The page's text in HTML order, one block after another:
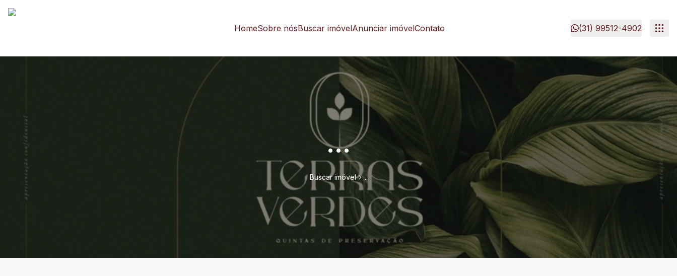
HomeSobre nósBuscar imóvelAnunciar imóvelContato (31) 99512-4902
...
Buscar imóvel ...